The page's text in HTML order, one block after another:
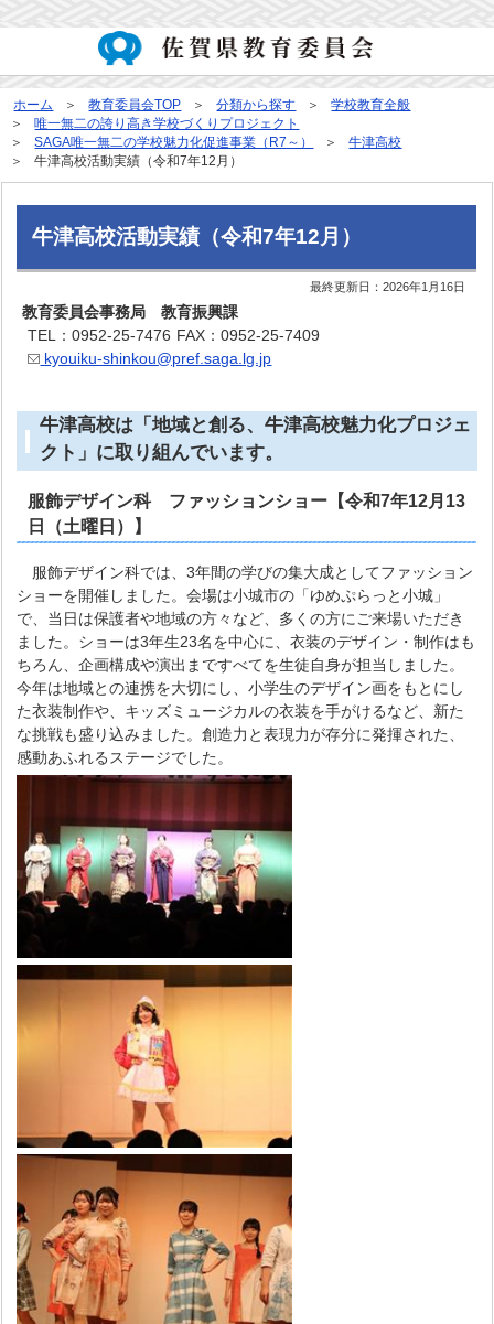
ホーム 教育委員会TOP 分類から探す
学校教育全般
唯一無二の誇り高き学校づくりプロジェクト
SAGA唯一無二の学校魅力化促進事業（R7～）
牛津高校
牛津高校活動実績（令和7年12月）
牛津高校活動実績（令和7年12月）
最終更新日：2026年1月16日
教育委員会事務局 教育振興課
TEL：0952-25-7476 FAX：0952-25-7409
kyouiku-shinkou@pref.saga.lg.jp
牛津高校は「地域と創る、牛津高校魅力化プロジェ
クト」に取り組んでいます。
服飾デザイン科 ファッションショー【令和7年12月13
日（土曜日）】
服飾デザイン科では、3年間の学びの集大成としてファッション
ショーを開催しました。会場は小城市の「ゆめぷらっと小城」
で、当日は保護者や地域の方々など、多くの方にご来場いただき
ました。ショーは3年生23名を中心に、衣装のデザイン・制作はも
ちろん、企画構成や演出まですべてを生徒自身が担当しました。
今年は地域との連携を大切にし、小学生のデザイン画をもとにし
た衣装制作や、キッズミュージカルの衣装を手がけるなど、新た
な挑戦も盛り込みました。創造力と表現力が存分に発揮された、
感動あふれるステージでした。